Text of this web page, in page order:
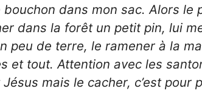
bouchon dans mon sac. Alors le
dans la forêt un petit pin, lui
peu de terre, le ramener à la
et tout. Attention avec les
mais le cacher, c’est pour